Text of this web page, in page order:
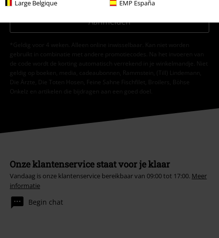
Large Belgique EMP España
Aanmelden
*Geldig voor 4 weken. Alleen online inwisselbaar. Kan niet worden
gebruikt in combinatie met andere promotiecodes. Na het invoeren van
de code wordt de korting automatisch verrekend in je winkelmandje. Niet
geldig op boeken, media, cadeaubonnen, Rammstein, (Till) Lindemann,
Die Ärzte, Die Toten Hosen, Feine Sahne Fischfilet, Broilers, Böhse
Onkelz en artikelen die bijdragen aan een goed doel.
Onze klantenservice staat voor je klaar
Vandaag is onze klantenservice bereikbaar van 09:00 tot 17:00. Meer
informatie
Begin chat